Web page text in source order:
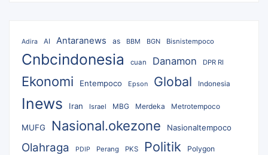
Adira AI Antaranews as BBM BGN Bisnistempoco
Cnbcindonesia cuan Danamon DPR RI
Ekonomi Entempoco Epson Global Indonesia
Inews Iran Israel MBG Merdeka Metrotempoco
MUFG Nasional.okezone Nasionaltempoco
Olahraga PDIP Perang PKS Politik Polygon